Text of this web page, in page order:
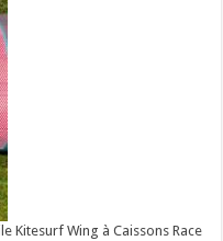
Kitesurf Wing à Caissons Race